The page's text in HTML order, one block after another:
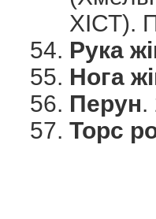
ХІСТ).
Рука
Нога
Перун.
Торс